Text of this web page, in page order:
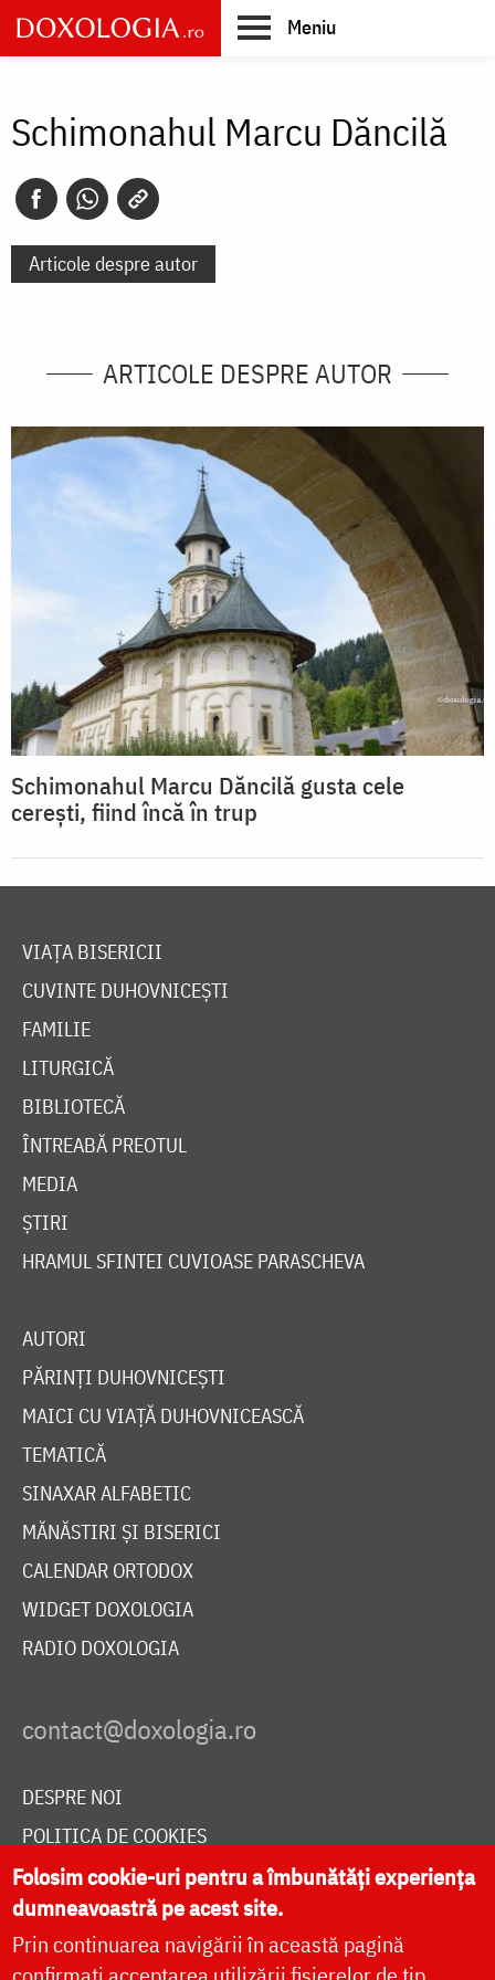
Skip
to
main
Meniu
Schimonahul Marcu Dăncilă
Articole despre autor
ARTICOLE DESPRE AUTOR
Schimonahul Marcu Dăncilă gusta cele
cerești, fiind încă în trup
VIAȚA BISERICII
CUVINTE DUHOVNICEȘTI
FAMILIE
LITURGICĂ
BIBLIOTECĂ
ÎNTREABĂ PREOTUL
MEDIA
ȘTIRI
HRAMUL SFINTEI CUVIOASE PARASCHEVA
AUTORI
PĂRINȚI DUHOVNICEȘTI
MAICI CU VIAȚĂ DUHOVNICEASCĂ
TEMATICĂ
SINAXAR ALFABETIC
MĂNĂSTIRI ȘI BISERICI
CALENDAR ORTODOX
WIDGET DOXOLOGIA
RADIO DOXOLOGIA
DESPRE NOI
POLITICA DE COOKIES
DONEAZĂ ONLINE PENTRU CATEDRALA NAȚIONALĂ
LIVE
Folosim cookie-uri pentru a îmbunătăți experiența
dumneavoastră pe acest site.
Prin continuarea navigării în această pagină